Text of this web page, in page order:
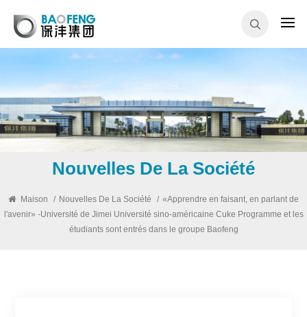
Nouvelles De La Société
Maison / Nouvelles De La Société / «Apprendre en faisant, en parlant de
l'avenir» -Université de Jimei Université sino-américaine Cuke Programme et les
étudiants sont entrés dans le groupe Baofeng